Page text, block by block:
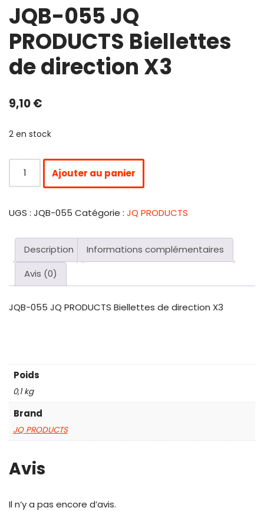
JQB-055 JQ
PRODUCTS Biellettes
de direction X3
9,10€
2 en stock
Ajouter au panier
UGS : JQB-055 Catégorie : JQ PRODUCTS
Description
Informations complémentaires
Avis (0)
JQB-055 JQ PRODUCTS Biellettes de direction X3
Poids
0,1 kg
Brand
JQ PRODUCTS
Avis
Il n’y a pas encore d’avis.